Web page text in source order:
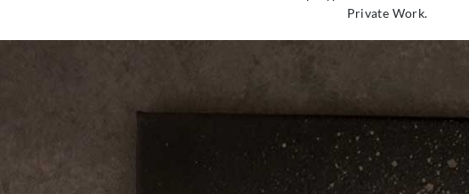
Private Work.